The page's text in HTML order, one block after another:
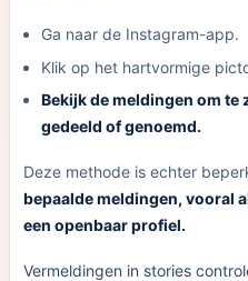
Ga naar de Instagram-app.
Klik op het hartvormige
Bekijk de meldingen om te
gedeeld of genoemd.
Deze methode is echter
bepaalde meldingen, vooral
een openbaar profiel.
Vermeldingen in stories